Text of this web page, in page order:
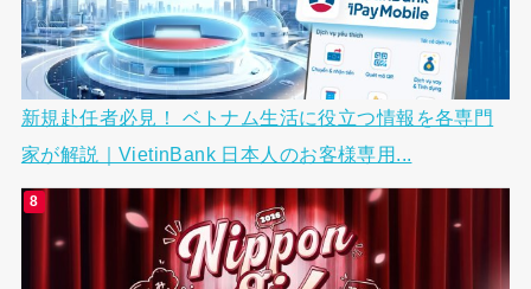
新規赴任者必見！ ベトナム生活に役立つ情報を各専門
家が解説｜VietinBank 日本人のお客様専用...